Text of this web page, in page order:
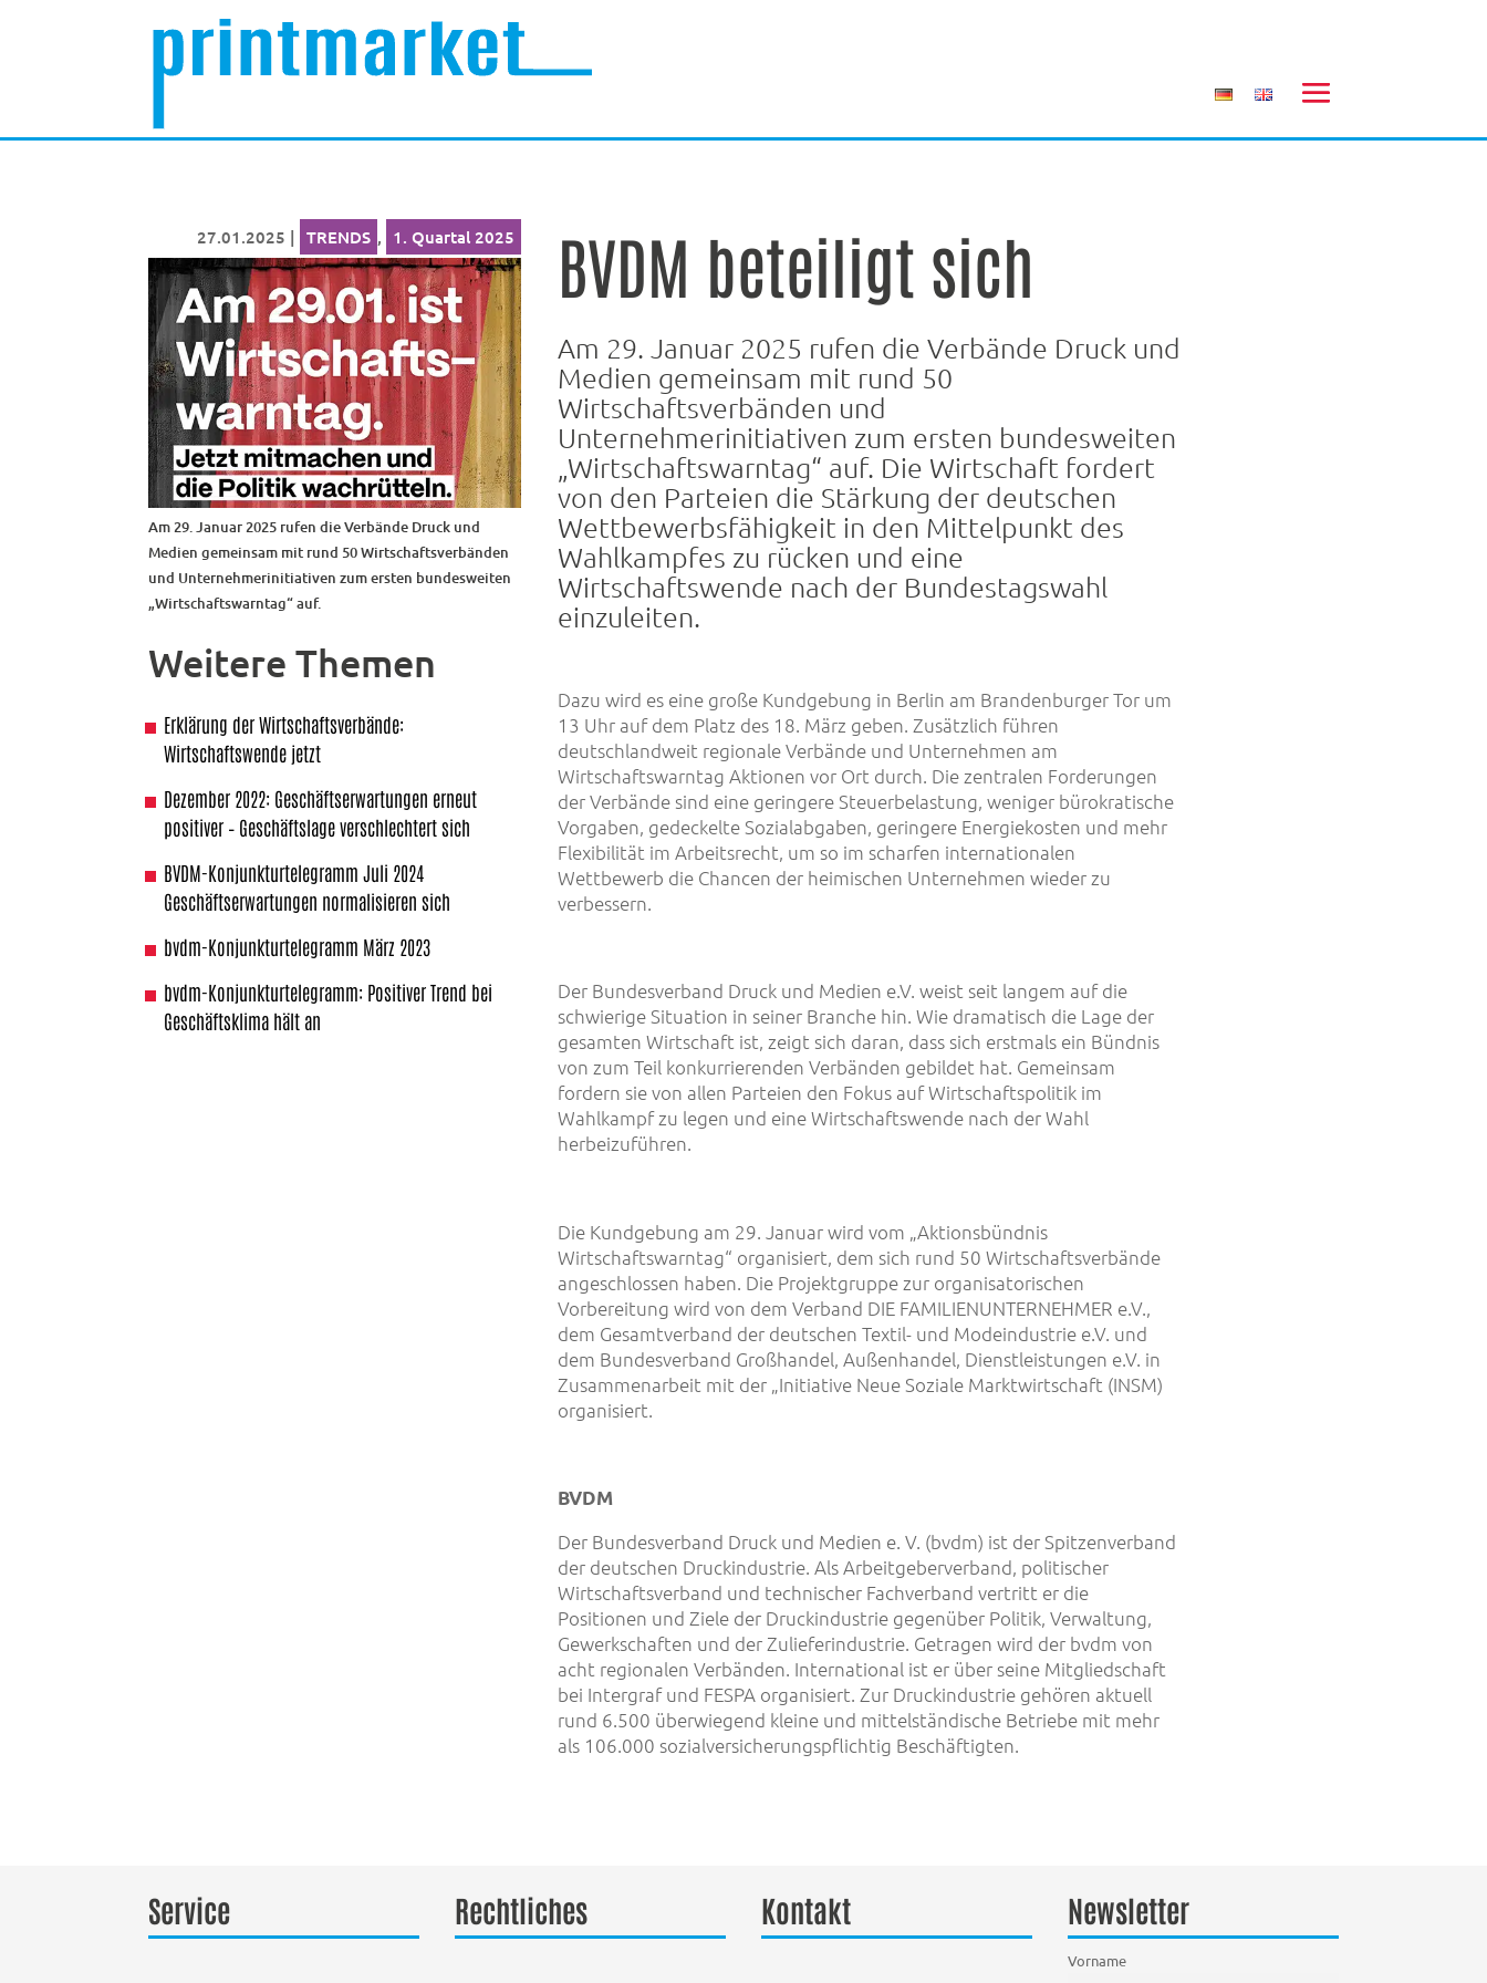
27.01.2025 | TRENDS , 1. Quartal 2025
Am 29. Januar 2025 rufen die Verbände Druck und
Medien gemeinsam mit rund 50 Wirtschaftsverbänden
und Unternehmerinitiativen zum ersten bundesweiten
„Wirtschaftswarntag“ auf.
Weitere Themen
Erklärung der Wirtschaftsverbände:
Wirtschaftswende jetzt
Dezember 2022: Geschäftserwartungen erneut
positiver – Geschäftslage verschlechtert sich
BVDM-Konjunkturtelegramm Juli 2024
Geschäftserwartungen normalisieren sich
bvdm-Konjunkturtelegramm März 2023
bvdm-Konjunkturtelegramm: Positiver Trend bei
Geschäftsklima hält an
BVDM beteiligt sich
Am 29. Januar 2025 rufen die Verbände Druck und
Medien gemeinsam mit rund 50
Wirtschaftsverbänden und
Unternehmerinitiativen zum ersten bundesweiten
„Wirtschaftswarntag“ auf. Die Wirtschaft fordert
von den Parteien die Stärkung der deutschen
Wettbewerbsfähigkeit in den Mittelpunkt des
Wahlkampfes zu rücken und eine
Wirtschaftswende nach der Bundestagswahl
einzuleiten.
Dazu wird es eine große Kundgebung in Berlin am Brandenburger Tor um
13 Uhr auf dem Platz des 18. März geben. Zusätzlich führen
deutschlandweit regionale Verbände und Unternehmen am
Wirtschaftswarntag Aktionen vor Ort durch. Die zentralen Forderungen
der Verbände sind eine geringere Steuerbelastung, weniger bürokratische
Vorgaben, gedeckelte Sozialabgaben, geringere Energiekosten und mehr
Flexibilität im Arbeitsrecht, um so im scharfen internationalen
Wettbewerb die Chancen der heimischen Unternehmen wieder zu
verbessern.
Der Bundesverband Druck und Medien e.V. weist seit langem auf die
schwierige Situation in seiner Branche hin. Wie dramatisch die Lage der
gesamten Wirtschaft ist, zeigt sich daran, dass sich erstmals ein Bündnis
von zum Teil konkurrierenden Verbänden gebildet hat. Gemeinsam
fordern sie von allen Parteien den Fokus auf Wirtschaftspolitik im
Wahlkampf zu legen und eine Wirtschaftswende nach der Wahl
herbeizuführen.
Die Kundgebung am 29. Januar wird vom „Aktionsbündnis
Wirtschaftswarntag“ organisiert, dem sich rund 50 Wirtschaftsverbände
angeschlossen haben. Die Projektgruppe zur organisatorischen
Vorbereitung wird von dem Verband DIE FAMILIENUNTERNEHMER e.V.,
dem Gesamtverband der deutschen Textil- und Modeindustrie e.V. und
dem Bundesverband Großhandel, Außenhandel, Dienstleistungen e.V. in
Zusammenarbeit mit der „Initiative Neue Soziale Marktwirtschaft (INSM)
organisiert.
BVDM
Der Bundesverband Druck und Medien e. V. (bvdm) ist der Spitzenverband
der deutschen Druckindustrie. Als Arbeitgeberverband, politischer
Wirtschaftsverband und technischer Fachverband vertritt er die
Positionen und Ziele der Druckindustrie gegenüber Politik, Verwaltung,
Gewerkschaften und der Zulieferindustrie. Getragen wird der bvdm von
acht regionalen Verbänden. International ist er über seine Mitgliedschaft
bei Intergraf und FESPA organisiert. Zur Druckindustrie gehören aktuell
rund 6.500 überwiegend kleine und mittelständische Betriebe mit mehr
als 106.000 sozialversicherungspflichtig Beschäftigten.
Service Rechtliches Kontakt Newsletter
Vorname